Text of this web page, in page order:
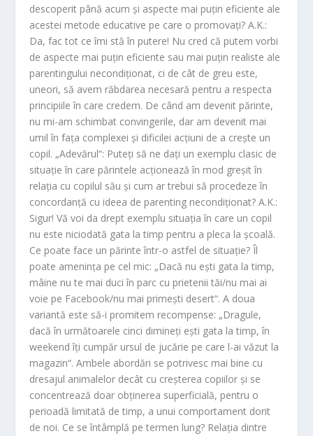
descoperit până acum şi aspecte mai puţin eficiente ale
acestei metode educative pe care o promovaţi? A.K.:
Da, fac tot ce îmi stă în putere! Nu cred că putem vorbi
de aspecte mai puţin eficiente sau mai puţin realiste ale
parentingului necondiţionat, ci de cât de greu este,
uneori, să avem răbdarea necesară pentru a respecta
principiile în care credem. De când am devenit părinte,
nu mi-am schimbat convingerile, dar am devenit mai
umil în faţa complexei şi dificilei acţiuni de a creşte un
copil. „Adevărul“: Puteţi să ne daţi un exemplu clasic de
situaţie în care părintele acţionează în mod greşit în
relaţia cu copilul său şi cum ar trebui să procedeze în
concordanţă cu ideea de parenting necondiţionat? A.K.:
Sigur! Vă voi da drept exemplu situaţia în care un copil
nu este niciodată gata la timp pentru a pleca la şcoală.
Ce poate face un părinte într-o astfel de situaţie? Îl
poate ameninţa pe cel mic: „Dacă nu eşti gata la timp,
mâine nu te mai duci în parc cu prietenii tăi/nu mai ai
voie pe Facebook/nu mai primeşti desert“. A doua
variantă este să-i promitem recompense: „Dragule,
dacă în următoarele cinci dimineţi eşti gata la timp, în
weekend îţi cumpăr ursul de jucărie pe care l-ai văzut la
magazin“. Ambele abordări se potrivesc mai bine cu
dresajul animalelor decât cu creşterea copiilor şi se
concentrează doar obţinerea superficială, pentru o
perioadă limitată de timp, a unui comportament dorit
de noi. Ce se întâmplă pe termen lung? Relaţia dintre